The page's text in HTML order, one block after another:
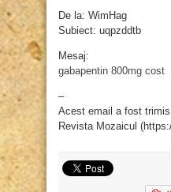
De la: WimHag
Subiect: uqpzddtb
Mesaj:
gabapentin 800mg cost
–
Acest email a fost
Revista Mozaicul